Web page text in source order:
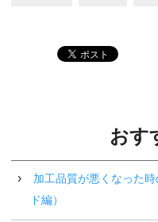
おす
加工品質が悪くなった
ド編）